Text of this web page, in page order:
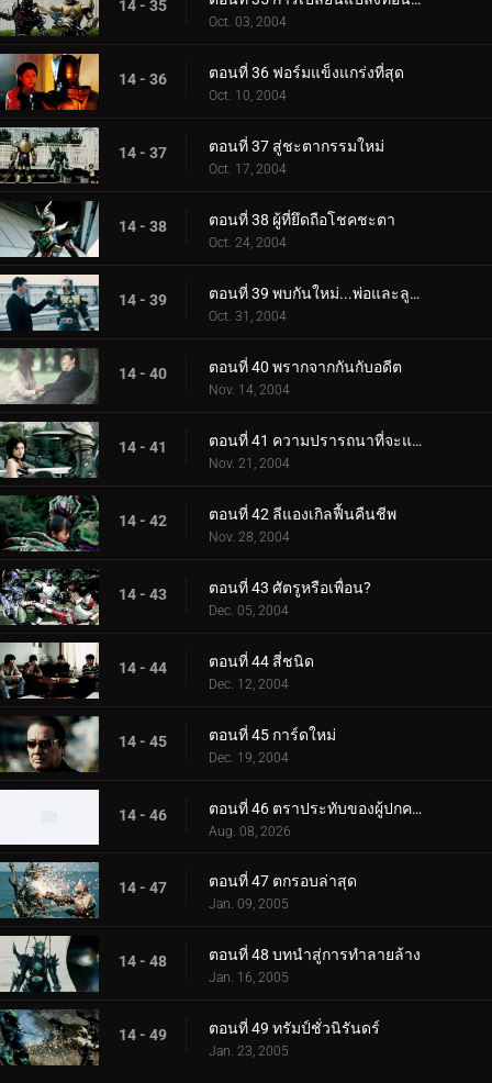
14 - 35
Oct. 03, 2004
14 - 36 ตอนที่ 36 ฟอร์มแข็งแกร่งที่สุด
Oct. 10, 2004
14 - 37 ตอนที่ 37 สู่ชะตากรรมใหม่
Oct. 17, 2004
14 - 38 ตอนที่ 38 ผู้ที่ยึดถือโชคชะตา
Oct. 24, 2004
14 - 39 ตอนที่ 39 พบกันใหม่...พ่อและลูกสาว
Oct. 31, 2004
14 - 40 ตอนที่ 40 พรากจากกันกับอดีต
Nov. 14, 2004
14 - 41 ตอนที่ 41 ความปรารถนาที่จะแข็งแกร่งขึ้น
Nov. 21, 2004
14 - 42 ตอนที่ 42 ลีแองเกิลฟื้นคืนชีพ
Nov. 28, 2004
14 - 43 ตอนที่ 43 ศัตรูหรือเพื่อน?
Dec. 05, 2004
14 - 44 ตอนที่ 44 สี่ชนิด
Dec. 12, 2004
14 - 45 ตอนที่ 45 การ์ดใหม่
Dec. 19, 2004
14 - 46 ตอนที่ 46 ตราประทับของผู้ปกครอง
Aug. 08, 2026
14 - 47 ตอนที่ 47 ตกรอบล่าสุด
Jan. 09, 2005
14 - 48 ตอนที่ 48 บทนำสู่การทำลายล้าง
Jan. 16, 2005
14 - 49 ตอนที่ 49 ทรัมป์ชั่วนิรันดร์
Jan. 23, 2005